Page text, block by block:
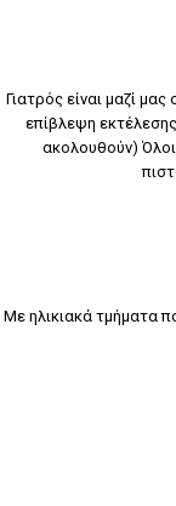
Γιατρός είναι μαζί
επίβλεψη
ακολουθούν) Όλοι
Με ηλικιακά τμήματα